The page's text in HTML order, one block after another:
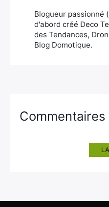
Blogueur passionné
d'abord créé Deco
des Tendances,
Blog Domotique.
Commentaires